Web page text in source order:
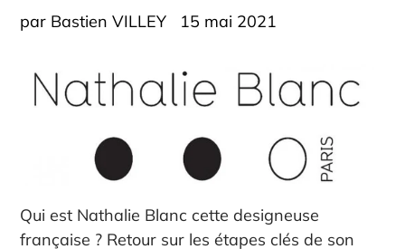
par Bastien VILLEY 15 mai 2021
Qui est Nathalie Blanc cette designeuse
française ? Retour sur les étapes clés de son